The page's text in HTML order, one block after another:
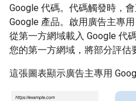
Google 代碼。代碼觸發時，
Google 產品。啟用廣告主專
從第一方網域載入 Google 代
您的第一方網域，將部分評估
這張圖表顯示廣告主專用